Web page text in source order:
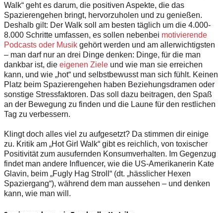
Walk“ geht es darum, die positiven Aspekte, die das
Spazierengehen bringt, hervorzuholen und zu genießen.
Deshalb gilt: Der Walk soll am besten täglich um die 4.000-
8.000 Schritte umfassen, es sollen nebenbei motivierende
Podcasts oder Musik gehört werden und am allerwichtigsten
– man darf nur an drei Dinge denken: Dinge, für die man
dankbar ist, die eigenen Ziele und wie man sie erreichen
kann, und wie „hot“ und selbstbewusst man sich fühlt. Keinen
Platz beim Spazierengehen haben Beziehungsdramen oder
sonstige Stressfaktoren. Das soll dazu beitragen, den Spaß
an der Bewegung zu finden und die Laune für den restlichen
Tag zu verbessern.
Klingt doch alles viel zu aufgesetzt? Da stimmen dir einige
zu. Kritik am „Hot Girl Walk“ gibt es reichlich, von toxischer
Positivität zum ausufernden Konsumverhalten. Im Gegenzug
findet man andere Influencer, wie die US-Amerikanerin Kate
Glavin, beim „Fugly Hag Stroll“ (dt. „hässlicher Hexen
Spaziergang“), während dem man aussehen – und denken
kann, wie man will.